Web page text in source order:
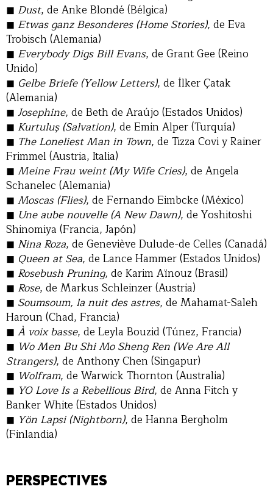
Dust, de Anke Blondé (Bélgica)
Etwas ganz Besonderes (Home Stories), de Eva
Trobisch (Alemania)
Everybody Digs Bill Evans, de Grant Gee (Reino
Unido)
Gelbe Briefe (Yellow Letters), de İlker Çatak
(Alemania)
Josephine, de Beth de Araújo (Estados Unidos)
Kurtuluş (Salvation), de Emin Alper (Turquía)
The Loneliest Man in Town, de Tizza Covi y Rainer
Frimmel (Austria, Italia)
Meine Frau weint (My Wife Cries), de Angela
Schanelec (Alemania)
Moscas (Flies), de Fernando Eimbcke (México)
Une aube nouvelle (A New Dawn), de Yoshitoshi
Shinomiya (Francia, Japón)
Nina Roza, de Geneviève Dulude-de Celles (Canadá)
Queen at Sea, de Lance Hammer (Estados Unidos)
Rosebush Pruning, de Karim Aïnouz (Brasil)
Rose, de Markus Schleinzer (Austria)
Soumsoum, la nuit des astres, de Mahamat-Saleh
Haroun (Chad, Francia)
À voix basse, de Leyla Bouzid (Túnez, Francia)
Wo Men Bu Shi Mo Sheng Ren (We Are All
Strangers), de Anthony Chen (Singapur)
Wolfram, de Warwick Thornton (Australia)
YO Love Is a Rebellious Bird, de Anna Fitch y
Banker White (Estados Unidos)
Yön Lapsi (Nightborn), de Hanna Bergholm
(Finlandia)
PERSPECTIVES